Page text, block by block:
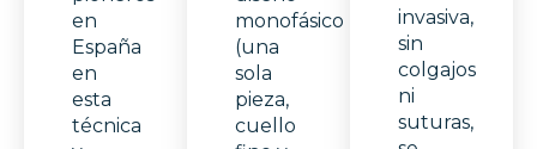
en
España
en
esta
técnica
monofásico
(una
sola
pieza,
cuello
invasiva,
sin
colgajos
ni
suturas,